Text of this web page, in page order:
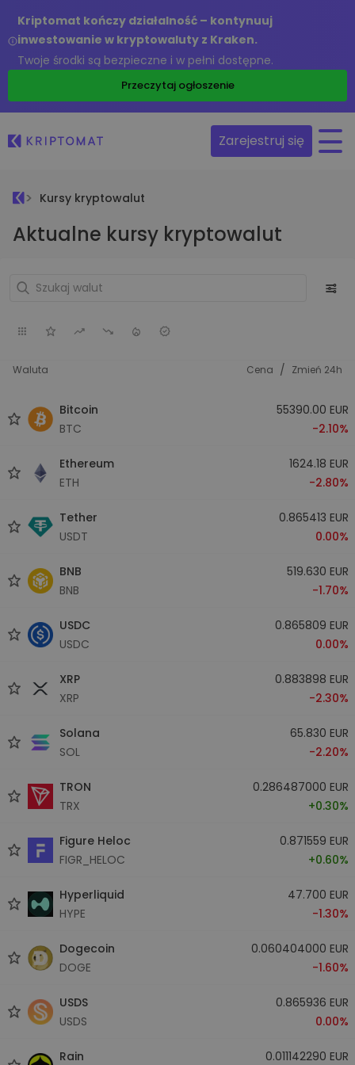
Kriptomat kończy działalność – kontynuuj
inwestowanie w kryptowaluty z Kraken.
Twoje środki są bezpieczne i w pełni dostępne.
Przeczytaj ogłoszenie
Zarejestruj się
Kursy kryptowalut
Aktualne kursy kryptowalut
Waluta Cena / Zmień 24h
Bitcoin
BTC
55390.00 EUR
-2.10%
Ethereum
ETH
1624.18 EUR
-2.80%
Tether
USDT
0.865413 EUR
0.00%
BNB
BNB
519.630 EUR
-1.70%
USDC
USDC
0.865809 EUR
0.00%
XRP
XRP
0.883898 EUR
-2.30%
Solana
SOL
65.830 EUR
-2.20%
TRON
TRX
0.286487000 EUR
+0.30%
Figure Heloc
FIGR_HELOC
0.871559 EUR
+0.60%
Hyperliquid
HYPE
47.700 EUR
-1.30%
Dogecoin
DOGE
0.060404000 EUR
-1.60%
USDS
USDS
0.865936 EUR
0.00%
Rain 0.011142290 EUR